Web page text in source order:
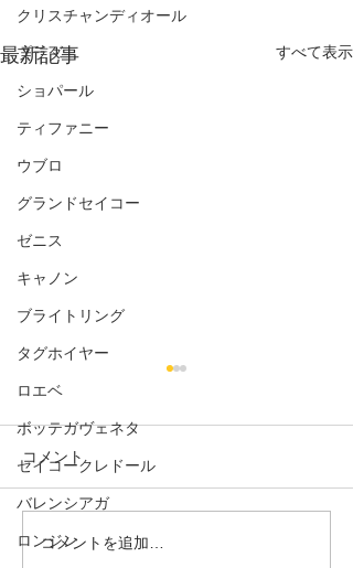
クリスチャンディオール
プラダ
ショパール
ティファニー
ウブロ
グランドセイコー
ゼニス
キャノン
ブライトリング
タグホイヤー
ロエベ
ボッテガヴェネタ
セイコークレドール
バレンシアガ
ロンジン
最新記事 すべて表示
コメント
コメントを追加…